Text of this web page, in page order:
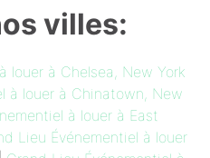
villes:
louer à Chelsea, New York
à louer à Chinatown, New
à louer à East
Lieu Événementiel à louer